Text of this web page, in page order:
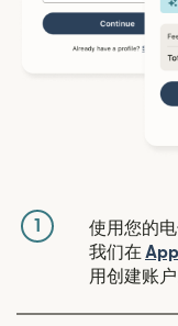
1 使用您的电
我们在
用创建账户